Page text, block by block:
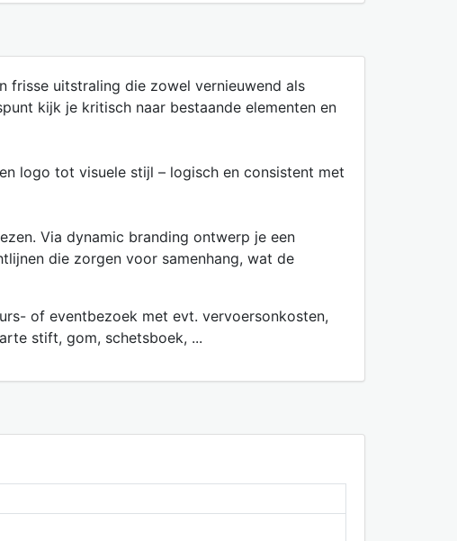
frisse uitstraling die zowel vernieuwend als
kijk je kritisch naar bestaande elementen en
logo tot visuele stijl – logisch en consistent met
Via dynamic branding ontwerp je een
die zorgen voor samenhang, wat de
of eventbezoek met evt. vervoersonkosten,
stift, gom, schetsboek, ...